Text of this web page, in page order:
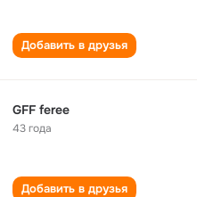
Добавить в друзья
GFF feree
43 года
Добавить в друзья